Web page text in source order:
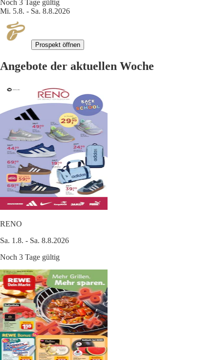
Noch 3 Tage gültig
Mi. 5.8. - Sa. 8.8.2026
Prospekt öffnen
Angebote der aktuellen Woche
RENO
Sa. 1.8. - Sa. 8.8.2026
Noch 3 Tage gültig